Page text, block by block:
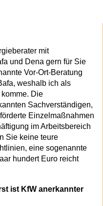
mit
und Dena gern für Sie
Vor-Ort-Beratung
weshalb ich als
Die
Sachverständigen,
Einzelmaßnahmen
im Arbeitsbereich
Sie keine teure
eine sogenannte
hundert Euro reicht
ist KfW anerkannter